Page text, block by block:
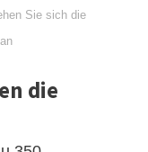
Sie sich die
die